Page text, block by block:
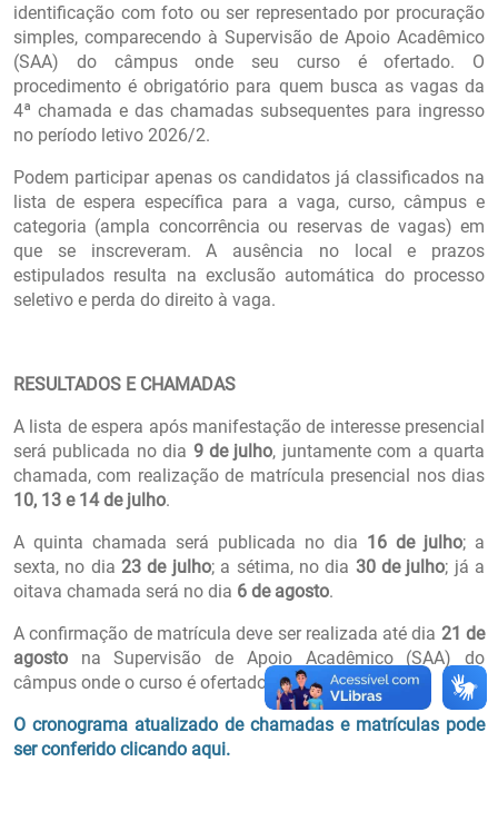
identificação com foto ou ser representado por procuração
simples, comparecendo à Supervisão de Apoio Acadêmico
(SAA) do câmpus onde seu curso é ofertado. O
procedimento é obrigatório para quem busca as vagas da
4ª chamada e das chamadas subsequentes para ingresso
no período letivo 2026/2.
Podem participar apenas os candidatos já classificados na
lista de espera específica para a vaga, curso, câmpus e
categoria (ampla concorrência ou reservas de vagas) em
que se inscreveram. A ausência no local e prazos
estipulados resulta na exclusão automática do processo
seletivo e perda do direito à vaga.
RESULTADOS E CHAMADAS
A lista de espera após manifestação de interesse presencial
será publicada no dia 9 de julho, juntamente com a quarta
chamada, com realização de matrícula presencial nos dias
10, 13 e 14 de julho.
A quinta chamada será publicada no dia 16 de julho; a
sexta, no dia23 de julho; a sétima, no dia 30 de julho; já a
oitava chamada será no dia 6 de agosto.
A confirmação de matrícula deve ser realizada até dia 21 de
agosto na Supervisão de Apoio Acadêmico (SAA) do
câmpus onde o curso é ofertado.
O cronograma atualizado de chamadas e matrículas pode
ser conferido clicando aqui.